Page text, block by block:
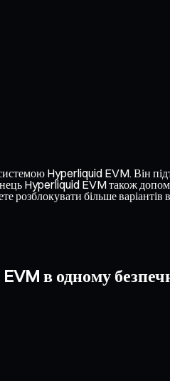
Hyperliquid EVM. Він
Hyperliquid EVM також
розблокувати більше
в одному